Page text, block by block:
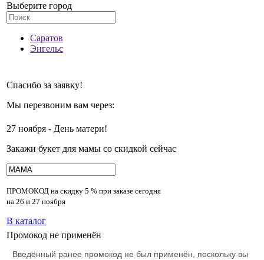
Выберите город
Саратов
Энгельс
Спасибо за заявку!
Мы перезвоним вам через:
27 ноября - День матери!
Закажи букет для мамы со скидкой сейчас
ПРОМОКОД на скидку 5 % при заказе сегодня
на 26 и 27 ноября
В каталог
Промокод не применён
Введённый ранее промокод не был применён, поскольку вы